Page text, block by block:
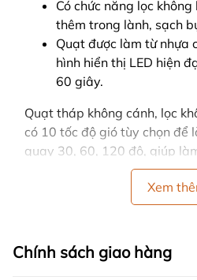
Có chức năng lọc
thêm trong lành, sạch
Quạt được làm từ nhựa
hình hiển thị LED hiện
60 giây.
Quạt tháp không cánh, lọc
có 10 tốc độ gió tùy chọn để
quay 30, 60, 120 độ, giúp
Quạt được trang bị điều
hẹn giờ tắt 12 tiếng, chức
Công suất 33W chạy rất bền
Xem
Chính sách giao hàng